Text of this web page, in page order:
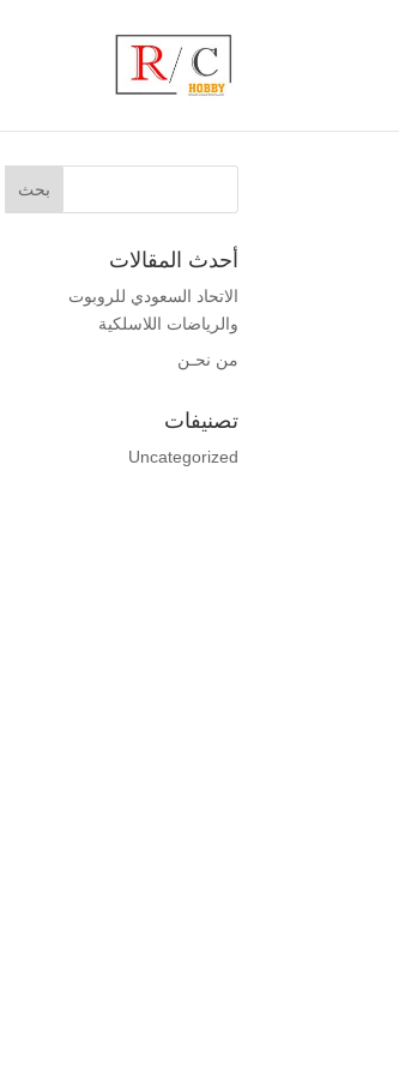
أحدث المقالات
الاتحاد السعودي للروبوت
والرياضات اللاسلكية
من نحـن
تصنيفات
Uncategorized